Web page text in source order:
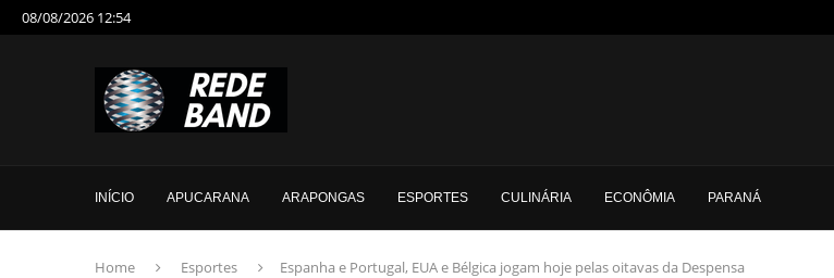
08/08/2026 12:54
INÍCIO APUCARANA ARAPONGAS ESPORTES CULINÁRIA ECONÔMIA PARANÁ
Home Esportes
Espanha e Portugal, EUA e Bélgica jogam hoje pelas oitavas da Despensa